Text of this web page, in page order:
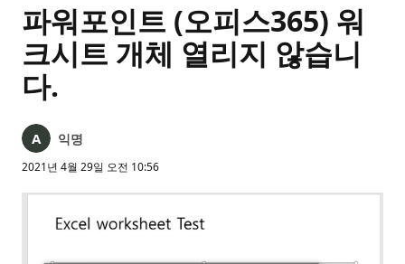
파워포인트 (오피스365) 워
크시트 개체 열리지 않습니
다.
익명
2021년 4월 29일 오전 10:56